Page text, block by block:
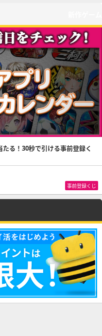
る！30秒で引ける事前登録く
事前登録くじ